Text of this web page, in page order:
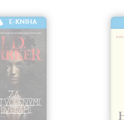
E-KNIHA